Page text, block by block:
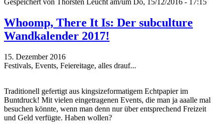
Gespeichert von Thorsten Leucht am/um Do, 15/12/2016 - 17:15
Whoomp, There It Is: Der subculture
Wandkalender 2017!
15. Dezember 2016
Festivals, Events, Feiereitage, alles drauf...
Traditionell gefertigt aus kingsizeformatigem Echtpapier im
Buntdruck! Mit vielen eingetragenen Events, die man ja aaalle mal
besuchen könnte, wenn man denn nur über entsprechend Freizeit
und Geld verfügte. Haben wollen?